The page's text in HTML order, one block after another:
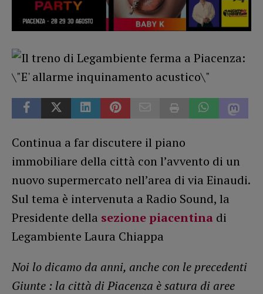
Continua a far discutere il piano
immobiliare della città con l’avvento di un
nuovo supermercato nell’area di via Einaudi.
Sul tema è intervenuta a Radio Sound, la
Presidente della sezione piacentina di
Legambiente Laura Chiappa
Noi lo dicamo da anni, anche con le precedenti
Giunte : la città di Piacenza è satura di aree